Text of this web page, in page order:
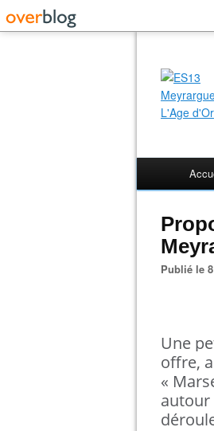
Publié le
Une
offre,
«
autour